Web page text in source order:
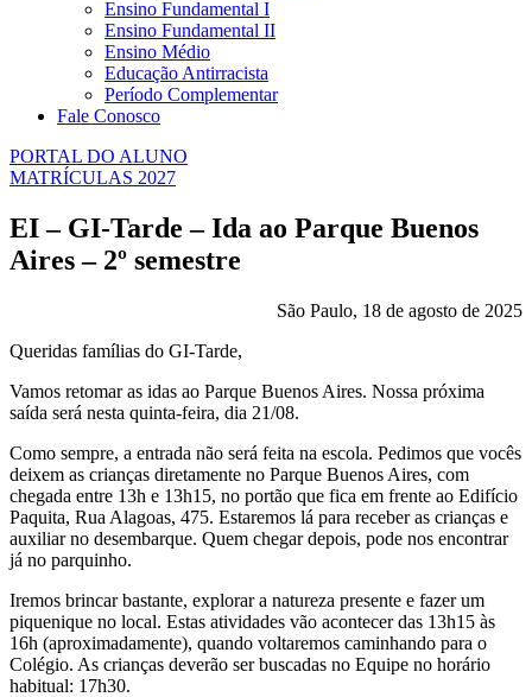
Ensino Fundamental I
Ensino Fundamental II
Ensino Médio
Educação Antirracista
Período Complementar
Fale Conosco
PORTAL DO ALUNO
MATRÍCULAS 2027
EI – GI-Tarde – Ida ao Parque Buenos
Aires – 2º semestre
São Paulo, 18 de agosto de 2025
Queridas famílias do GI-Tarde,
Vamos retomar as idas ao Parque Buenos Aires. Nossa próxima
saída será nesta quinta-feira, dia 21/08.
Como sempre, a entrada não será feita na escola. Pedimos que vocês
deixem as crianças diretamente no Parque Buenos Aires, com
chegada entre 13h e 13h15, no portão que fica em frente ao Edifício
Paquita, Rua Alagoas, 475. Estaremos lá para receber as crianças e
auxiliar no desembarque. Quem chegar depois, pode nos encontrar
já no parquinho.
Iremos brincar bastante, explorar a natureza presente e fazer um
piquenique no local. Estas atividades vão acontecer das 13h15 às
16h (aproximadamente), quando voltaremos caminhando para o
Colégio. As crianças deverão ser buscadas no Equipe no horário
habitual: 17h30.